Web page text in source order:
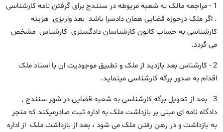
1 - مراجعه مالک به شعبه مربوطه در سنندج برای گرفتن نامه کارشناسی
. اگر ملک درحوزه قضایی همان دادسرا باشد بعد واریزی هزینه
کارشناسی به حساب کانون کارشناسان دادگستری کارشناس مشخص
می گردد.
2 - کارشناس بعد بازدید از ملک و تطبیق موجودیت ان با اسناد ملک
اقدام به صدور برگه کارشناسی مینماید.
3 - بعد از تحویل برگه کارشناسی به شعبه قضایی در شهر سنندج ,
دادگاه نامه ای مبنی بر بازداشت ملک به اداره ثبت صادرمیکند که منجر
به بازداشت و در رهن رفتن ملک می شود ، بعد از بازداشت ملک از اداره